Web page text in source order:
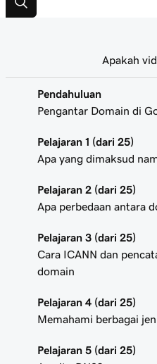
Pendahuluan
Pengantar Domain di
Pelajaran 1 (dari 25)
Apa yang dimaksud
Pelajaran 2 (dari 25)
Apa perbedaan antara
Pelajaran 3 (dari 25)
Cara ICANN dan
domain
Pelajaran 4 (dari 25)
Memahami berbagai
Pelajaran 5 (dari 25)
Apakah